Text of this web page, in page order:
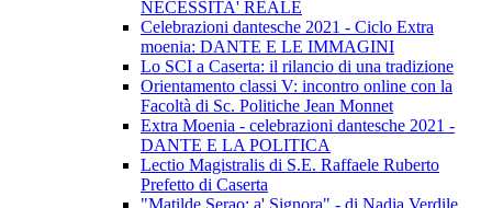
NECESSITA' REALE
Celebrazioni dantesche 2021 - Ciclo Extra
moenia: DANTE E LE IMMAGINI
Lo SCI a Caserta: il rilancio di una tradizione
Orientamento classi V: incontro online con la
Facoltà di Sc. Politiche Jean Monnet
Extra Moenia - celebrazioni dantesche 2021 -
DANTE E LA POLITICA
Lectio Magistralis di S.E. Raffaele Ruberto
Prefetto di Caserta